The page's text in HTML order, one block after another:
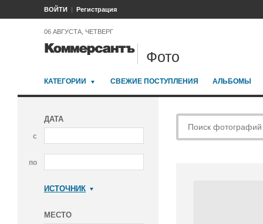
ВОЙТИ Регистрация
06 АВГУСТА, ЧЕТВЕРГ
Фото
КАТЕГОРИИ СВЕЖИЕ ПОСТУПЛЕНИЯ АЛЬБОМЫ
ДАТА
с
по
ИСТОЧНИК
МЕСТО